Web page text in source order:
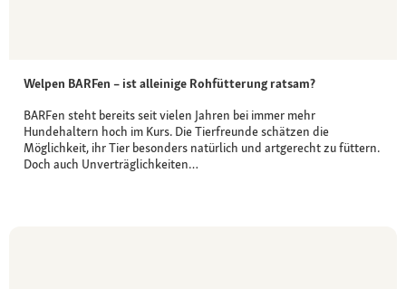
Welpen BARFen – ist alleinige Rohfütterung ratsam?
BARFen steht bereits seit vielen Jahren bei immer mehr
Hundehaltern hoch im Kurs. Die Tierfreunde schätzen die
Möglichkeit, ihr Tier besonders natürlich und artgerecht zu füttern.
Doch auch Unverträglichkeiten…